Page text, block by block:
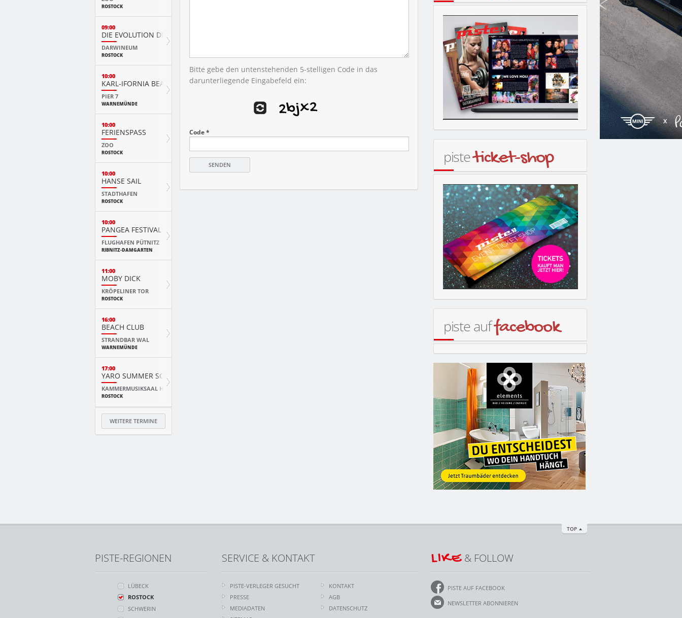
Bitte gebe den untenstehenden 5-stelligen Code in das
darunterliegende Eingabefeld ein:
Code *
ROSTOCK
09:00
DIE EVOLUTION DER TIERE MIT PLAYMOBIL
DARWINEUM
ROSTOCK
10:00
KARL-IFORNIA BEACH SANDWELTEN
PIER 7
WARNEMÜNDE
10:00
FERIENSPASS
ZOO
ROSTOCK
10:00
HANSE SAIL
STADTHAFEN
ROSTOCK
10:00
PANGEA FESTIVAL
FLUGHAFEN PÜTNITZ
RIBNITZ-DAMGARTEN
11:00
MOBY DICK
KRÖPELINER TOR
ROSTOCK
16:00
BEACH CLUB
STRANDBAR WAL
WARNEMÜNDE
17:00
YARO SUMMER SCHOOL KURSKONZERT
KAMMERMUSIKSAAL HMT
ROSTOCK
WEITERE TERMINE
pisteticket-shop
piste auffacebook
TOP
PISTE-REGIONEN
LÜBECK
ROSTOCK
SCHWERIN
SERVICE & KONTAKT
PISTE-VERLEGER GESUCHT
PRESSE
MEDIADATEN
KONTAKT
AGB
DATENSCHUTZ
LIKE& FOLLOW
PISTE AUF FACEBOOK
NEWSLETTER ABONNIEREN